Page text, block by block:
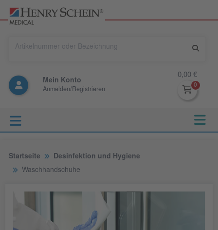
Mein Konto
Anmelden/Registrieren
0,00 €
Startseite
Desinfektion und Hygiene
Waschhandschuhe